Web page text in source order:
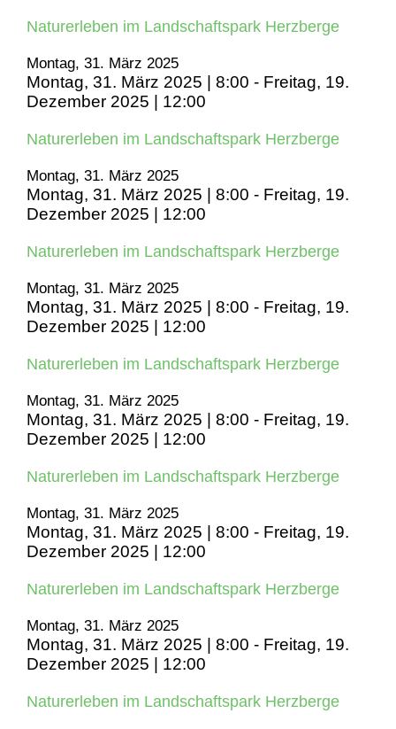
Naturerleben im Landschaftspark Herzberge
Montag, 31. März 2025
Montag, 31. März 2025 | 8:00 - Freitag, 19.
Dezember 2025 | 12:00
Naturerleben im Landschaftspark Herzberge
Montag, 31. März 2025
Montag, 31. März 2025 | 8:00 - Freitag, 19.
Dezember 2025 | 12:00
Naturerleben im Landschaftspark Herzberge
Montag, 31. März 2025
Montag, 31. März 2025 | 8:00 - Freitag, 19.
Dezember 2025 | 12:00
Naturerleben im Landschaftspark Herzberge
Montag, 31. März 2025
Montag, 31. März 2025 | 8:00 - Freitag, 19.
Dezember 2025 | 12:00
Naturerleben im Landschaftspark Herzberge
Montag, 31. März 2025
Montag, 31. März 2025 | 8:00 - Freitag, 19.
Dezember 2025 | 12:00
Naturerleben im Landschaftspark Herzberge
Montag, 31. März 2025
Montag, 31. März 2025 | 8:00 - Freitag, 19.
Dezember 2025 | 12:00
Naturerleben im Landschaftspark Herzberge